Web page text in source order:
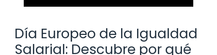
Día Europeo de la Igualdad
Salarial: Descubre por qué